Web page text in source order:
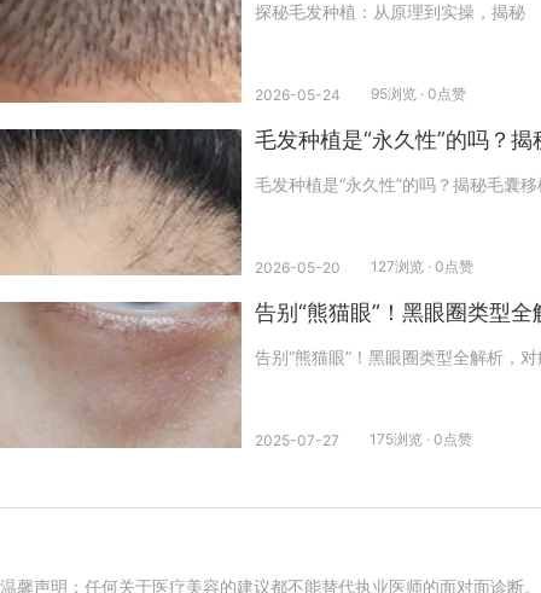
探秘毛发种植：从原理到实操，揭秘
2026-05-24 95浏览 · 0点赞
毛发种植是“永久性”的吗？
毛发种植是“永久性”的吗？揭秘毛囊
2026-05-20 127浏览 · 0点赞
告别“熊猫眼”！黑眼圈类型
告别“熊猫眼”！黑眼圈类型全解析，
2025-07-27 175浏览 · 0点赞
温馨声明：任何关于医疗美容的建议都不能替代执业医师的面对面诊断